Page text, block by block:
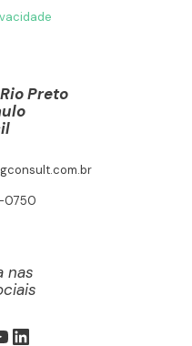
Preto
0750
nas
LinkedIn